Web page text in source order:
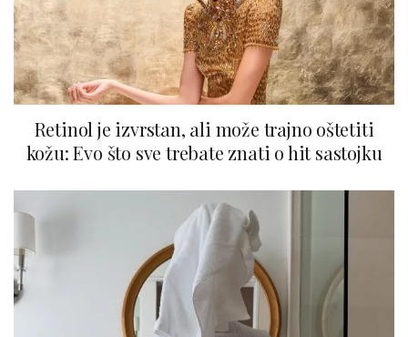
Retinol je izvrstan, ali može trajno oštetiti
kožu: Evo što sve trebate znati o hit sastojku